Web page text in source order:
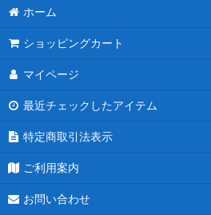
ホーム
ショッピングカート
マイページ
最近チェックしたアイテム
特定商取引法表示
ご利用案内
お問い合わせ